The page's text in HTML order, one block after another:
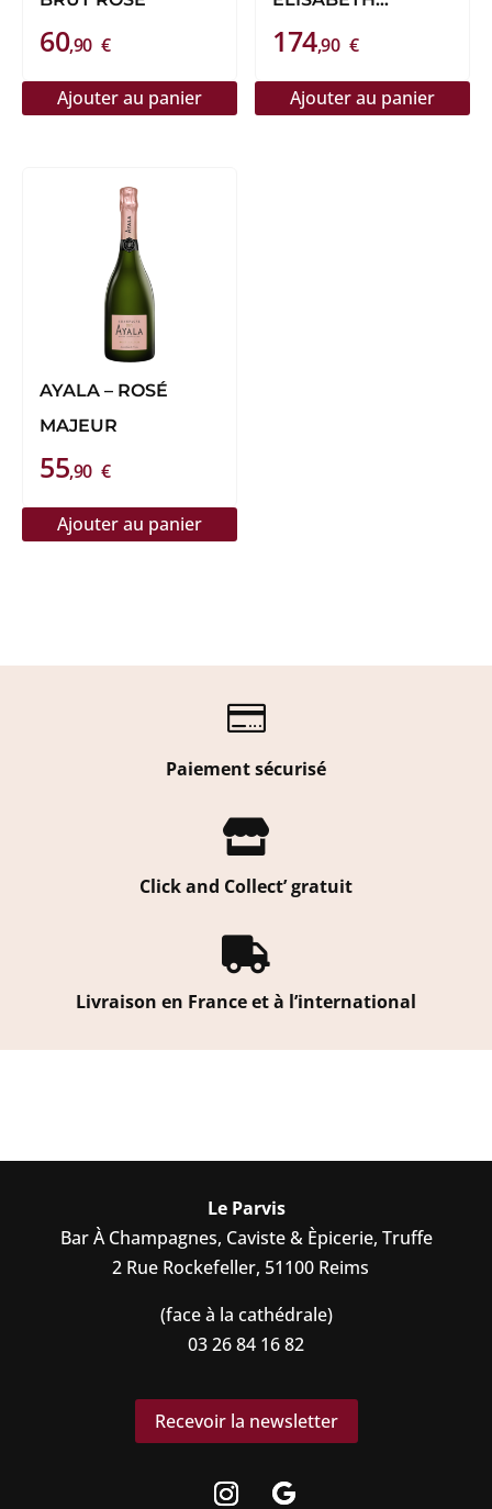
60,90 €
Ajouter au panier
SALMON ROSÉ 2012
174,90 €
Ajouter au panier
AYALA – ROSÉ
MAJEUR
55,90 €
Ajouter au panier

Paiement sécurisé

Click and Collect’ gratuit

Livraison en France et à l’international
Le Parvis
Bar À Champagnes, Caviste & Èpicerie, Truffe
2 Rue Rockefeller, 51100 Reims
(face à la cathédrale)
03 26 84 16 82
Recevoir la newsletter